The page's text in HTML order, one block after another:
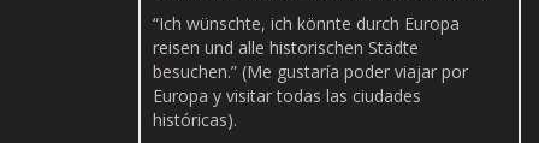
“Ich wünschte, ich könnte durch Europa
reisen und alle historischen Städte
besuchen.” (Me gustaría poder viajar por
Europa y visitar todas las ciudades
históricas).